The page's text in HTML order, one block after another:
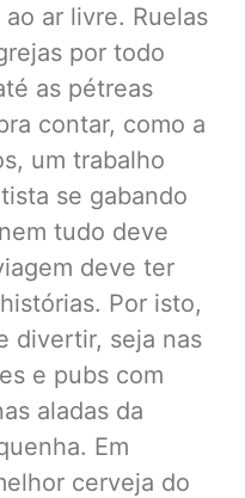
ar livre. Ruelas
por todo
as pétreas
contar, como a
um trabalho
se gabando
tudo deve
deve ter
Por isto,
divertir, seja nas
e pubs com
aladas da
Em
cerveja do